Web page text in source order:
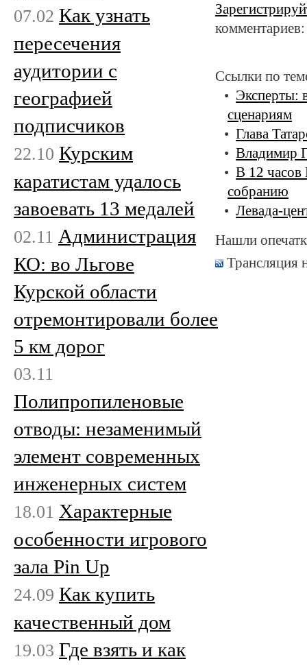
Ссылки по
Эксперты:
сценариям
Глава
Владимир
В 12 часов
собранию
Левада-
Нашли
Трансляция
07.02 Как узнать
пересечения
аудитории с
географией
подписчиков
22.10 Курским
каратистам удалось
завоевать 13 медалей
02.11 Администрация
КО: во Льгове
Курской области
отремонтировали более
5 км дорог
03.11
Полипропиленовые
отводы: незаменимый
элемент современных
инженерных систем
18.01 Характерные
особенности игрового
зала Pin Up
24.09 Как купить
качественный дом
19.03 Где взять и как